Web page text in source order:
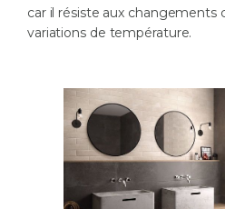
car il résiste aux changements
variations de température.